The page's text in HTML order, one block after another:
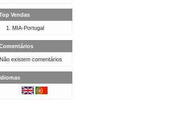
Vendas
MIA-Portugal
Não existem comentários